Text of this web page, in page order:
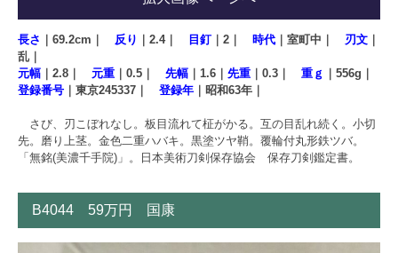
長さ ｜69.2cm｜ 反り ｜2.4｜ 目釘 ｜2｜ 時代 ｜室町中｜ 刃文
乱｜
元幅 ｜2.8｜ 元重 ｜0.5｜ 先幅 ｜1.6｜ 先重 ｜0.3｜ 重ｇ
｜556g｜
登録番号 ｜東京245337｜ 登録年 ｜昭和63年｜
さび、刃こぼれなし。板目流れて柾がかる。互の目乱れ続く。小切
先。磨り上茎。金色二重ハバキ。黒塗ツヤ鞘。覆輪付丸形鉄ツバ。
「無銘(美濃千手院)」。日本美術刀剣保存協会 保存刀剣鑑定書。
B4044 59万円 国康